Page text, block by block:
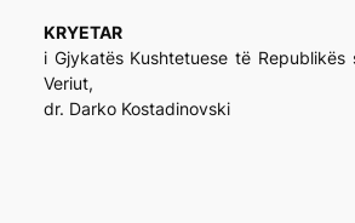
KRYETAR
i Gjykatës Kushtetuese të Republikës
Veriut,
dr. Darko Kostadinovski